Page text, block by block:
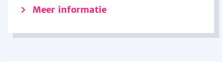
Meer informatie